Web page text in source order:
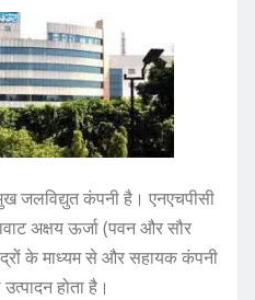
जलविद्युत कंपनी है। एनएचपीसी
अक्षय ऊर्जा (पवन और सौर
के माध्यम से और सहायक कंपनी
होता है।